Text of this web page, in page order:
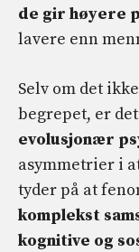
de gir høyere
lavere enn
Selv om det
begrepet, er
evolusjonær
asymmetrier i
tyder på at
komplekst
kognitive og